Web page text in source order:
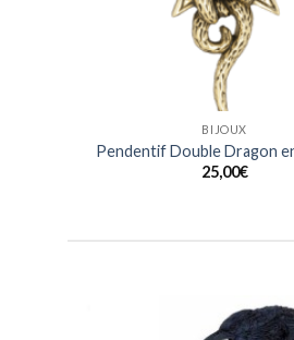
BIJOUX
Anneaux Noirs Design
15,00